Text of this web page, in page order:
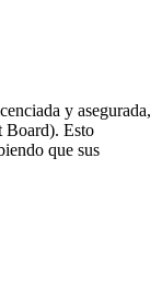
y asegurada,
Board). Esto
que sus